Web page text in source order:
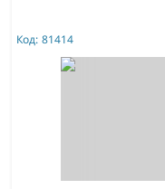
Код: 81414